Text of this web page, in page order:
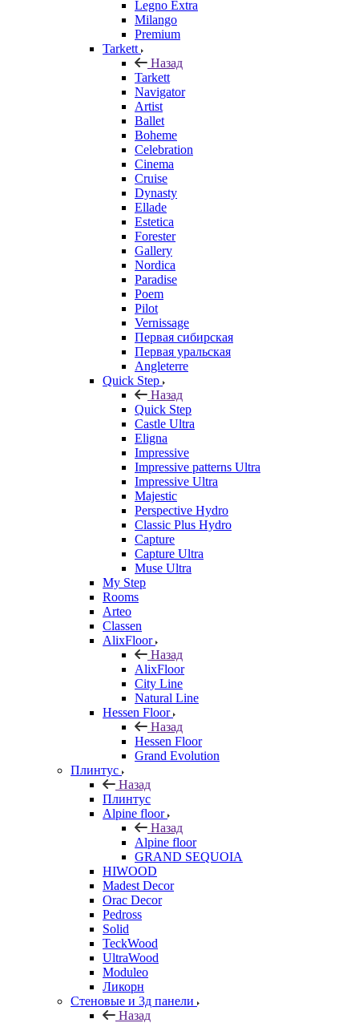
Legno Extra
Milango
Premium
Tarkett
Назад
Tarkett
Navigator
Artist
Ballet
Boheme
Celebration
Cinema
Cruise
Dynasty
Ellade
Estetica
Forester
Gallery
Nordica
Paradise
Poem
Pilot
Vernissage
Первая сибирская
Первая уральская
Angleterre
Quick Step
Назад
Quick Step
Castle Ultra
Eligna
Impressive
Impressive patterns Ultra
Impressive Ultra
Majestic
Perspective Hydro
Classic Plus Hydro
Capture
Capture Ultra
Muse Ultra
My Step
Rooms
Arteo
Classen
AlixFloor
Назад
AlixFloor
City Line
Natural Line
Hessen Floor
Назад
Hessen Floor
Grand Evolution
Плинтус
Назад
Плинтус
Alpine floor
Назад
Alpine floor
GRAND SEQUOIA
HIWOOD
Madest Decor
Orac Decor
Pedross
Solid
TeckWood
UltraWood
Moduleo
Ликорн
Стеновые и 3д панели
Назад